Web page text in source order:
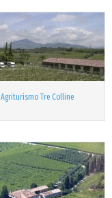
Agriturismo Tre Colline